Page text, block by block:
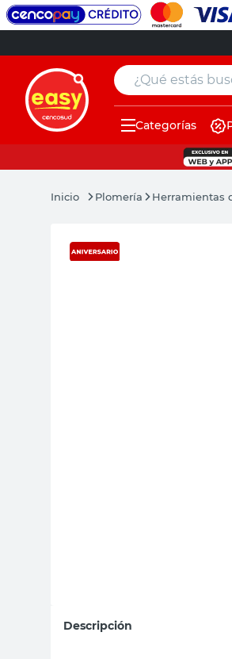
¿Qué estás
Categorías
Plomería Herramientas
Descripción
muebles